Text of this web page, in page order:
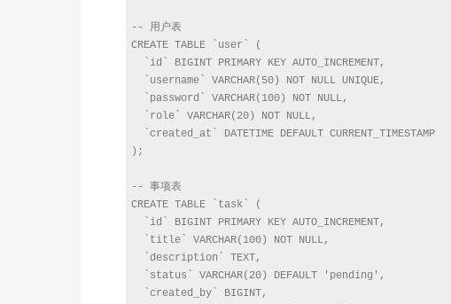
-- 用户表
CREATE TABLE `user` (
  `id` BIGINT PRIMARY KEY AUTO_INCREMENT,
  `username` VARCHAR(50) NOT NULL UNIQUE,
  `password` VARCHAR(100) NOT NULL,
  `role` VARCHAR(20) NOT NULL,
  `created_at` DATETIME DEFAULT CURRENT_TIMESTAMP
);
-- 事项表
CREATE TABLE `task` (
  `id` BIGINT PRIMARY KEY AUTO_INCREMENT,
  `title` VARCHAR(100) NOT NULL,
  `description` TEXT,
  `status` VARCHAR(20) DEFAULT 'pending',
  `created_by` BIGINT,